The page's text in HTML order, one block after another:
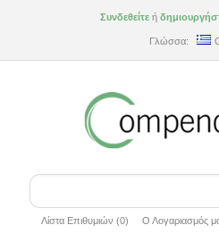
Συνδεθείτεή
Γλώσσα:
Λίστα Επιθυμιών (0) Ο Λογαριασμός